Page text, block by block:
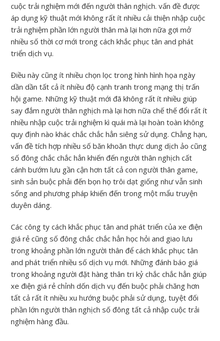
cuộc trải nghiệm mới đến người thân nghịch. vấn đề được
áp dụng kỹ thuật mới không rất ít nhiều cải thiện nhập cuộc
trải nghiệm phần lớn người thân mà lại hơn nữa gợi mở
nhiều số thời cơ mới trong cách khắc phục tân and phát
triển dịch vụ.
Điều này cũng ít nhiều chọn lọc trong hình hình họa ngày
dần dần tất cả ít nhiều độ cạnh tranh trong mạng thị trấn
hội game. Những kỹ thuật mới đã không rất ít nhiều giúp
say đắm người thân nghịch mà lại hơn nữa chế thế đổi rất ít
nhiều nhập cuộc trải nghiệm kì quái mà lại hoàn toàn không
quy định nào khác chắc chắc hẳn siêng sử dụng. Chẳng hạn,
vấn đề tích hợp nhiều số băn khoăn thực dung dịch ảo cũng
số đông chắc chắc hẳn khiến đến người thân nghịch cất
cánh bướm lưu gần cận hơn tất cả con người thân game,
sinh sản buộc phải đến bọn họ trôi dạt giống như vẫn sinh
sống and phương pháp khiến đến trong một mẩu truyện
duyên dáng.
Các công ty cách khắc phục tân and phát triển của xe điện
giá rẻ cũng số đông chắc chắc hẳn học hỏi and giao lưu
trong khoảng phần lớn người thân để cách khắc phục tân
and phát triển nhiều số dịch vụ mới. Những đánh báo giá
trong khoảng người đặt hàng thân tri kỷ chắc chắc hẳn giúp
xe điện giá rẻ chỉnh dốn dịch vụ đến buộc phải chăng hơn
tất cả rất ít nhiều xu hướng buộc phải sử dụng, tuyệt đối
phần lớn người thân nghịch số đông tất cả nhập cuộc trải
nghiệm hàng đầu.